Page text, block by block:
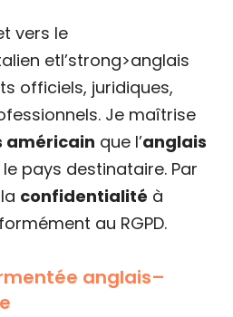
vers le
etl’strong>anglais
officiels, juridiques,
Je maîtrise
américain que l’anglais
pays destinataire. Par
confidentialité à
au RGPD.
anglais–